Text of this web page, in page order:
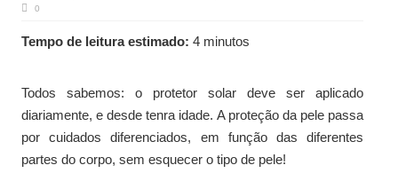
0
Tempo de leitura estimado: 4 minutos
Todos sabemos: o protetor solar deve ser aplicado
diariamente, e desde tenra idade. A proteção da pele passa
por cuidados diferenciados, em função das diferentes
partes do corpo, sem esquecer o tipo de pele!